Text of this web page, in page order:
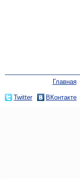
Главная
Twitter ВКонтакте